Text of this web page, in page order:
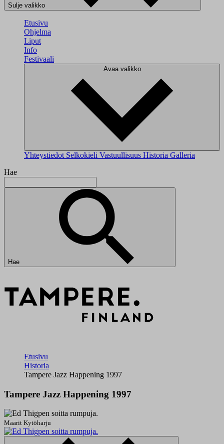
Sulje valikko
Etusivu
Ohjelma
Liput
Info
Festivaali
Avaa valikko
Yhteystiedot Selkokieli Vastuullisuus Historia Galleria
Hae
Hae
Etusivu
Historia
Tampere Jazz Happening 1997
Tampere Jazz Happening 1997
Maarit Kytöharju